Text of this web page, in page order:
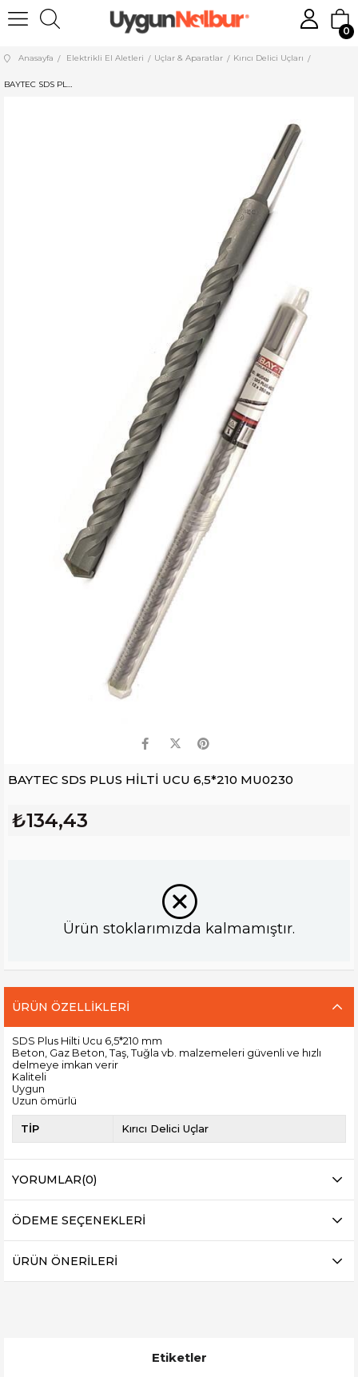
0
Anasayfa Elektrikli El Aletleri Uçlar & Aparatlar Kırıcı Delici Uçları
BAYTEC SDS PLUS HİLTİ UCU 6,5*210 MU0230
BAYTEC SDS PLUS HİLTİ UCU 6,5*210 MU0230
₺134,43
Ürün stoklarımızda kalmamıştır.
ÜRÜN ÖZELLIKLERI
SDS Plus Hilti Ucu 6,5*210 mm
Beton, Gaz Beton, Taş, Tuğla vb. malzemeleri güvenli ve hızlı
delmeye imkan verir
Kaliteli
Uygun
Uzun ömürlü
TİP Kırıcı Delici Uçlar
YORUMLAR(0)
ÖDEME SEÇENEKLERI
ÜRÜN ÖNERILERI
Etiketler